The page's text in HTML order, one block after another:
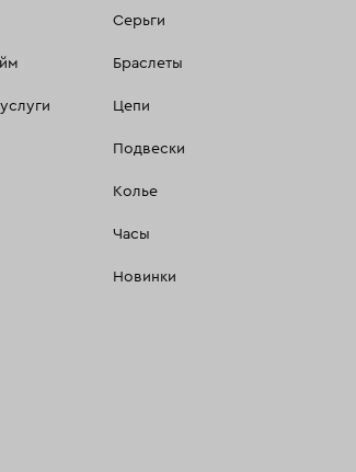
Серьги
Браслеты
Цепи
Подвески
Колье
Часы
Новинки